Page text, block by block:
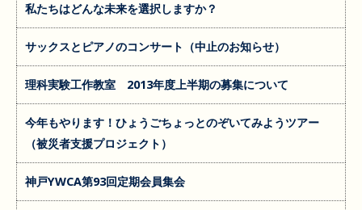
私たちはどんな未来を選択しますか？
サックスとピアノのコンサート（中止のお知らせ）
理科実験工作教室 2013年度上半期の募集について
今年もやります！ひょうごちょっとのぞいてみようツアー
（被災者支援プロジェクト）
神戸YWCA第93回定期会員集会